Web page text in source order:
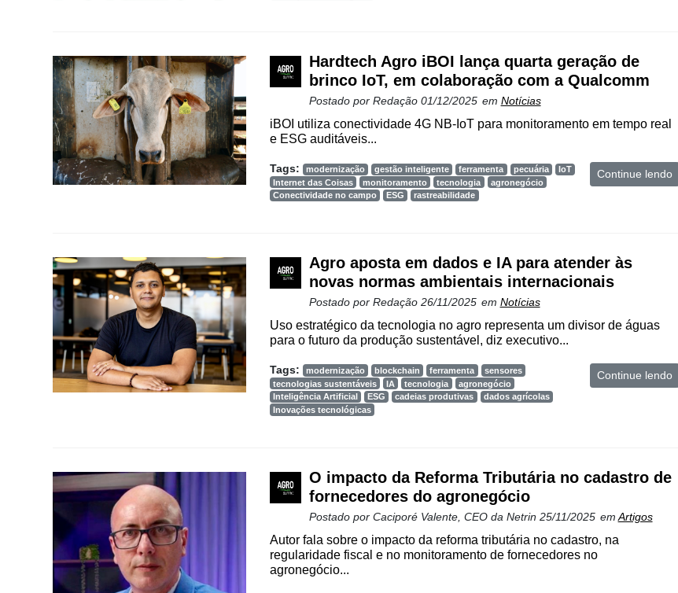
Hardtech Agro iBOI lança quarta geração de
brinco IoT, em colaboração com a Qualcomm
Postado por Redação 01/12/2025 em Notícias
iBOI utiliza conectividade 4G NB-IoT para monitoramento em tempo real
e ESG auditáveis...
Tags: modernização gestão inteligente ferramenta pecuária
IoT
Internet das Coisas
monitoramento tecnologia
agronegócio
Conectividade no campo
ESG rastreabilidade
Continue lendo
Agro aposta em dados e IA para atender às
novas normas ambientais internacionais
Postado por Redação 26/11/2025 em Notícias
Uso estratégico da tecnologia no agro representa um divisor de águas
para o futuro da produção sustentável, diz executivo...
Tags: modernização blockchain ferramenta
sensores
tecnologias sustentáveis
IA tecnologia
agronegócio
Inteligência Artificial
ESG cadeias produtivas
dados agrícolas
Inovações tecnológicas
Continue lendo
O impacto da Reforma Tributária no cadastro de
fornecedores do agronegócio
Postado por Caciporé Valente, CEO da Netrin 25/11/2025 em Artigos
Autor fala sobre o impacto da reforma tributária no cadastro, na
regularidade fiscal e no monitoramento de fornecedores no
agronegócio...